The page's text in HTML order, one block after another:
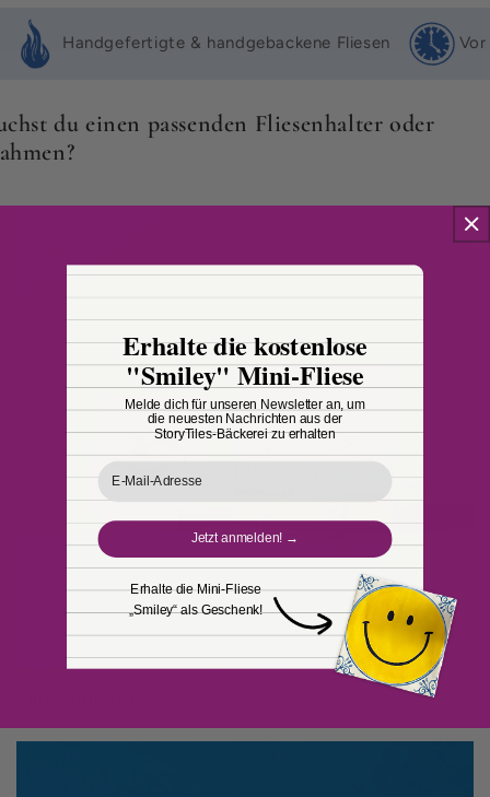
p
b
a
r
Handgefertigte & handgebackene Fliesen
du einen passenden Fliesenhalter oder
Erhalte die kostenlose
"Smiley" Mini-Fliese
Melde dich für unseren Newsletter an, um
die neuesten Nachrichten aus der
StoryTiles-Bäckerei zu erhalten
Email
Jetzt anmelden! →
Erhalte die Mini-Fliese
„Smiley“ als Geschenk!